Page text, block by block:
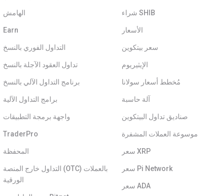
الهامش
Earn
التداول الفوري بالنسخ
تداول العقود الآجلة بالنسخ
برنامج التداول الآلي بالنسخ
برامج التداول الآلية
واجهة برمجة التطبيقات
TraderPro
المحفظة
التداول خارج المنصة (OTC) بالعملات
الورقية
شراء SHIB
الأسعار
سعر بيتكوين
الإيثيريوم
مُخطط أسعار سولانا
آلة حاسبة
صناديق تداول البيتكوين
موسوعة العملات المشفرة
سعر XRP
سعر Pi Network
سعر ADA